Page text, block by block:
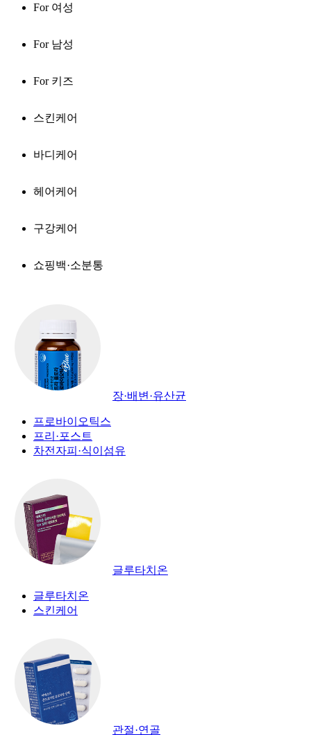
For 여성
For 남성
For 키즈
스킨케어
바디케어
헤어케어
구강케어
쇼핑백·소분통
장·배변·유산균
프로바이오틱스
프리·포스트
차전자피·식이섬유
글루타치온
글루타치온
스킨케어
관절·연골